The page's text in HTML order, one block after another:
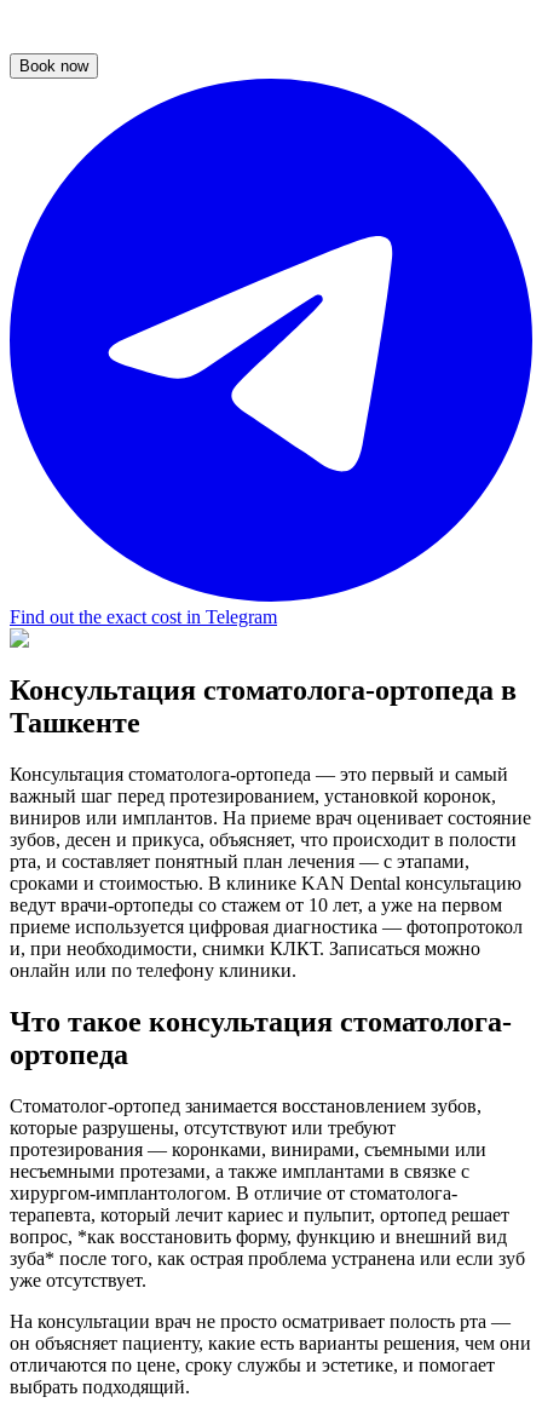
Book now
Find out the exact cost in Telegram
Консультация стоматолога-ортопеда в
Ташкенте
Консультация стоматолога-ортопеда — это первый и самый
важный шаг перед протезированием, установкой коронок,
виниров или имплантов. На приеме врач оценивает состояние
зубов, десен и прикуса, объясняет, что происходит в полости
рта, и составляет понятный план лечения — с этапами,
сроками и стоимостью. В клинике KAN Dental консультацию
ведут врачи-ортопеды со стажем от 10 лет, а уже на первом
приеме используется цифровая диагностика — фотопротокол
и, при необходимости, снимки КЛКТ. Записаться можно
онлайн или по телефону клиники.
Что такое консультация стоматолога-
ортопеда
Стоматолог-ортопед занимается восстановлением зубов,
которые разрушены, отсутствуют или требуют
протезирования — коронками, винирами, съемными или
несъемными протезами, а также имплантами в связке с
хирургом-имплантологом. В отличие от стоматолога-
терапевта, который лечит кариес и пульпит, ортопед решает
вопрос, *как восстановить форму, функцию и внешний вид
зуба* после того, как острая проблема устранена или если зуб
уже отсутствует.
На консультации врач не просто осматривает полость рта —
он объясняет пациенту, какие есть варианты решения, чем они
отличаются по цене, сроку службы и эстетике, и помогает
выбрать подходящий.